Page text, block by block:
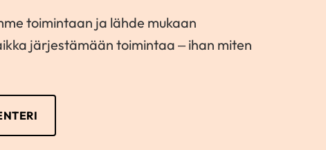
toimintaan ja lähde mukaan
järjestämään toimintaa – ihan miten